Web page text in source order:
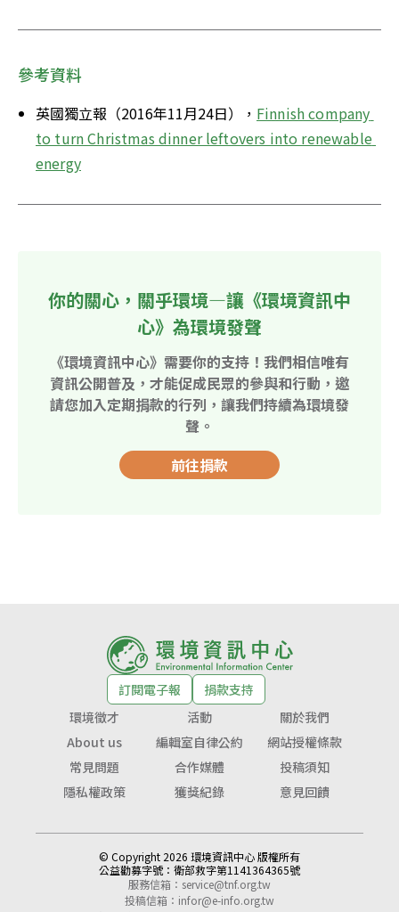
參考資料
英國獨立報（2016年11月24日）， Finnish company
to turn Christmas dinner leftovers into renewable
energy
你的關心，關乎環境—讓《環境資訊中
心》為環境發聲
《環境資訊中心》需要你的支持！我們相信唯有
資訊公開普及，才能促成民眾的參與和行動，邀
請您加入定期捐款的行列，讓我們持續為環境發
聲。
前往捐款
訂閱電子報
捐款支持
環境徵才
活動
關於我們
About us
編輯室自律公約
網站授權條款
常見問題
合作媒體
投稿須知
隱私權政策
獲獎紀錄 意見回饋
© Copyright 2026 環境資訊中心 版權所有
公益勸募字號： 衛部救字第1141364365號
服務信箱： service@tnf.org.tw
投稿信箱： infor@e-info.org.tw